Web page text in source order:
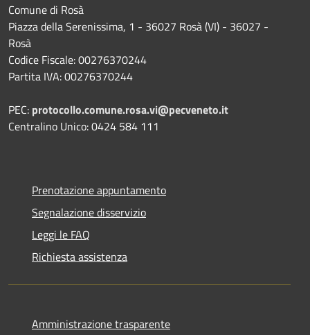
Comune di Rosà
Piazza della Serenissima, 1 - 36027 Rosà (VI) - 36027 -
Rosà
Codice Fiscale: 00276370244
Partita IVA: 00276370244
PEC: protocollo.comune.rosa.vi@pecveneto.it
Centralino Unico: 0424 584 111
Prenotazione appuntamento
Segnalazione disservizio
Leggi le FAQ
Richiesta assistenza
Amministrazione trasparente